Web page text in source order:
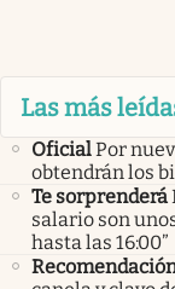
Las más
OficialPor
obtendrán los
Te sorprenderá
salario son
hasta las 16:00”